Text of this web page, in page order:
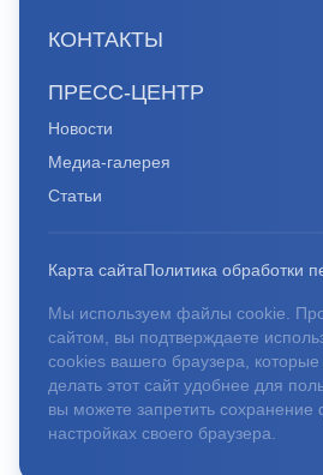
КОНТАКТЫ
ПРЕСС-ЦЕНТР
Новости
Медиа-галерея
Статьи
Карта сайтаПолитика обработки
Мы используем файлы cookie.
сайтом, вы подтверждаете
cookies вашего браузера,
делать этот сайт удобнее для
вы можете запретить
настройках своего браузера.